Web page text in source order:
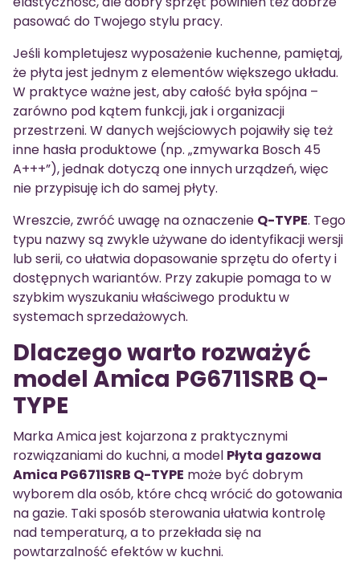
pasować do Twojego stylu pracy.
Jeśli kompletujesz wyposażenie kuchenne, pamiętaj,
że płyta jest jednym z elementów większego układu.
W praktyce ważne jest, aby całość była spójna –
zarówno pod kątem funkcji, jak i organizacji
przestrzeni. W danych wejściowych pojawiły się też
inne hasła produktowe (np. „zmywarka Bosch 45
A+++”), jednak dotyczą one innych urządzeń, więc
nie przypisuję ich do samej płyty.
Wreszcie, zwróć uwagę na oznaczenie Q-TYPE. Tego
typu nazwy są zwykle używane do identyfikacji wersji
lub serii, co ułatwia dopasowanie sprzętu do oferty i
dostępnych wariantów. Przy zakupie pomaga to w
szybkim wyszukaniu właściwego produktu w
systemach sprzedażowych.
Dlaczego warto rozważyć
model Amica PG6711SRB Q-
TYPE
Marka Amica jest kojarzona z praktycznymi
rozwiązaniami do kuchni, a model Płyta gazowa
Amica PG6711SRB Q-TYPE może być dobrym
wyborem dla osób, które chcą wrócić do gotowania
na gazie. Taki sposób sterowania ułatwia kontrolę
nad temperaturą, a to przekłada się na
powtarzalność efektów w kuchni.